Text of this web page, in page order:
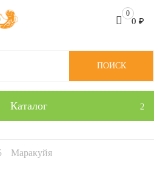
0
0 ₽
Каталог
ПОИСК
Маракуйя